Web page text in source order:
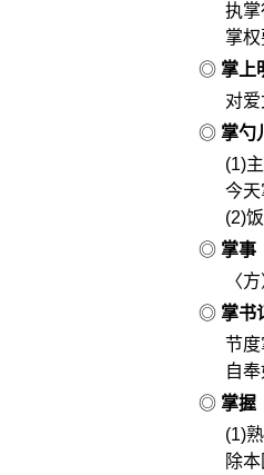
执掌
掌
◎ 掌上
对
◎ 掌勺
(1)
今
(2)
◎ 掌事
〈
◎ 掌书
节
自
◎ 掌握
(1)
除